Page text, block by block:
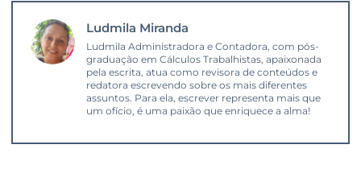
Ludmila Miranda
Ludmila Administradora e Contadora, com pós-
graduação em Cálculos Trabalhistas, apaixonada
pela escrita, atua como revisora de conteúdos e
redatora escrevendo sobre os mais diferentes
assuntos. Para ela, escrever representa mais que
um ofício, é uma paixão que enriquece a alma!